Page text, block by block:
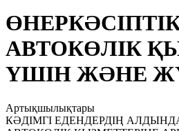
АВТОКӨЛІК
ҮШІН ЖӘНЕ
Артықшылықтары
КӘДІМГІ ЕДЕНДЕРДІҢ